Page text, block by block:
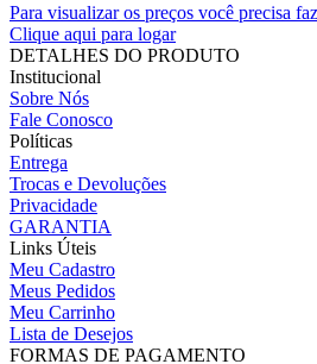
Para visualizar os preços você precisa
Clique aqui para logar
DETALHES DO PRODUTO
Institucional
Sobre Nós
Fale Conosco
Políticas
Entrega
Trocas e Devoluções
Privacidade
GARANTIA
Links Úteis
Meu Cadastro
Meus Pedidos
Meu Carrinho
Lista de Desejos
FORMAS DE PAGAMENTO